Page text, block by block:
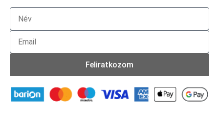
Feliratkozom